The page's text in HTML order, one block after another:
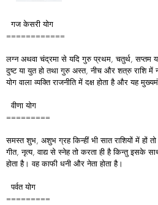
गज केसरी योग
============
लग्न अथवा चंद्रमा से यदि गुरु प्रथम, चतुर्थ, सप्तम
दुष्ट या युत हो तथा गुरु अस्त, नीच और शत्रु राशि में
योग वाला व्यक्ति राजनीति में दक्ष होता है और यह
वीणा योग
=========
समस्त शुभ, अशुभ ग्रह किन्हीं भी सात राशियों में हों
गीत, नृत्य, वाद्य से स्नेह तो करता ही है किन्तु इसके
होता है। वह काफी धनी और नेता होता है।
पर्वत योग
=========